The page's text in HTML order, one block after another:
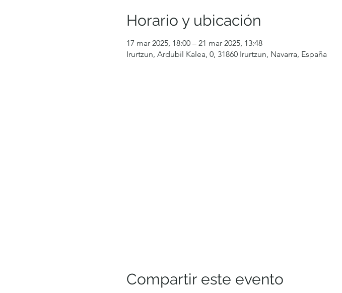
Horario y ubicación
17 mar 2025, 18:00 – 21 mar 2025, 13:48
Irurtzun, Ardubil Kalea, 0, 31860 Irurtzun, Navarra, España
Compartir este evento